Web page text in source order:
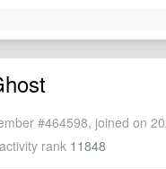
#464598, joined on
rank 11848